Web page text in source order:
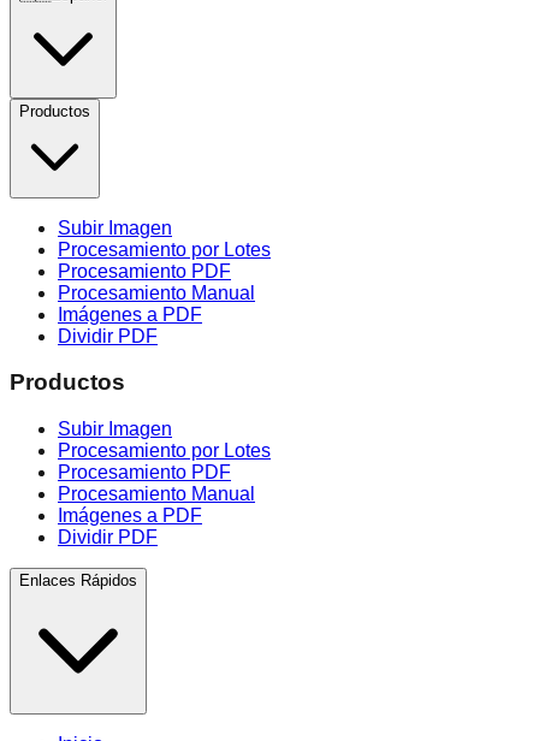
Productos
Subir Imagen
Procesamiento por Lotes
Procesamiento PDF
Procesamiento Manual
Imágenes a PDF
Dividir PDF
Productos
Subir Imagen
Procesamiento por Lotes
Procesamiento PDF
Procesamiento Manual
Imágenes a PDF
Dividir PDF
Enlaces Rápidos